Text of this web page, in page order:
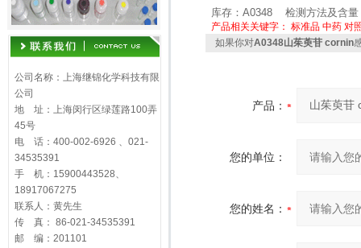
公司名称：上海继锦化学科技有限
公司
地 址：上海闵行区绿莲路100弄
45号
电 话：400-002-6926 、021-
34535391
手 机：15900443528、
18917067275
联系人：黄先生
传 真： 86-021-34535391
邮 编：201101
库存：A0348 检测方法及含
产品相关关键字： 标准品 中药 对
如果你对A0348山茱萸苷 cornin
产品：
您的单位：
您的姓名：